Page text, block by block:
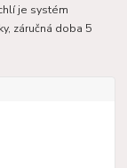
je systém
záručná doba 5